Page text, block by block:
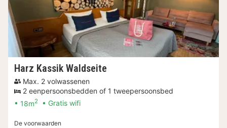
Harz Kassik Waldseite
Max. 2 volwassenen
2 eenpersoonsbedden of 1 tweepersoonsbed
18m2 Gratis wifi
De voorwaarden